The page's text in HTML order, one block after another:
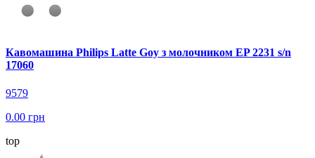
Кавомашина Philips Latte Goy з молочником EP 2231 s/n
17060
9579
0.00 грн
top